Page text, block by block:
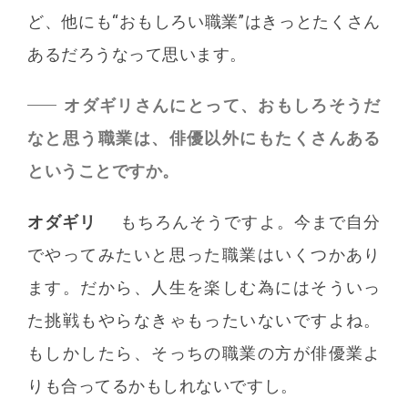
ど、他にも“おもしろい職業”はきっとたくさん
あるだろうなって思います。
オダギリさんにとって、おもしろそうだ
なと思う職業は、俳優以外にもたくさんある
ということですか。
オダギリ
もちろんそうですよ。今まで自分
でやってみたいと思った職業はいくつかあり
ます。だから、人生を楽しむ為にはそういっ
た挑戦もやらなきゃもったいないですよね。
もしかしたら、そっちの職業の方が俳優業よ
りも合ってるかもしれないですし。